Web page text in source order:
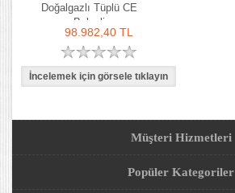
Doğalgazlı Tüplü CE
Belgeli
98.982,40 TL
Müşteri Hizmetleri
Popüler Kategoriler